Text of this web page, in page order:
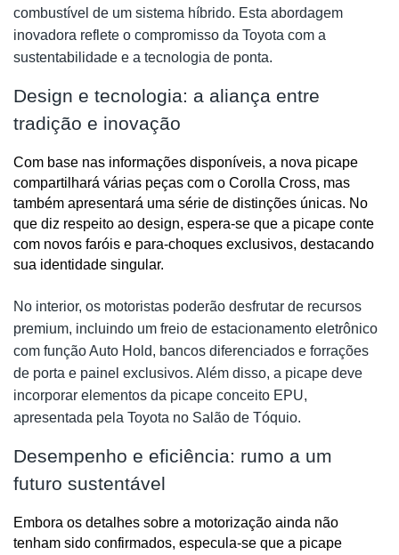
combustível de um sistema híbrido. Esta abordagem
inovadora reflete o compromisso da Toyota com a
sustentabilidade e a tecnologia de ponta.
Design e tecnologia: a aliança entre
tradição e inovação
Com base nas informações disponíveis, a nova picape
compartilhará várias peças com o Corolla Cross, mas
também apresentará uma série de distinções únicas. No
que diz respeito ao design, espera-se que a picape conte
com novos faróis e para-choques exclusivos, destacando
sua identidade singular.
No interior, os motoristas poderão desfrutar de recursos
premium, incluindo um freio de estacionamento eletrônico
com função Auto Hold, bancos diferenciados e forrações
de porta e painel exclusivos. Além disso, a picape deve
incorporar elementos da picape conceito EPU,
apresentada pela Toyota no Salão de Tóquio.
Desempenho e eficiência: rumo a um
futuro sustentável
Embora os detalhes sobre a motorização ainda não
tenham sido confirmados, especula-se que a picape